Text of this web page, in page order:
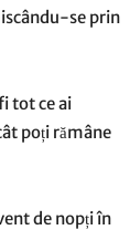
se prin
tot ce ai
poți rămâne
de nopți în